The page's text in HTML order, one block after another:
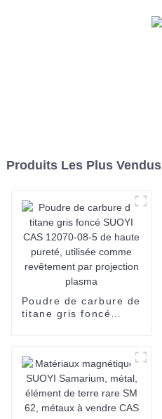
Produits Les Plus Vendus
Poudre de carbure de
titane gris foncé
revêtement par
projection plasma